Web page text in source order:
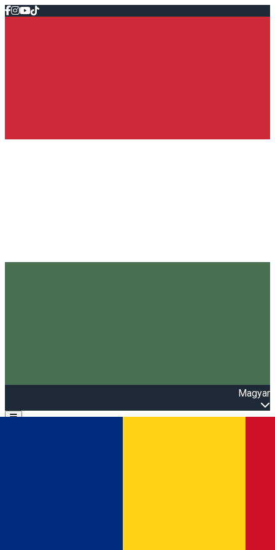
Magyar
Open main menu